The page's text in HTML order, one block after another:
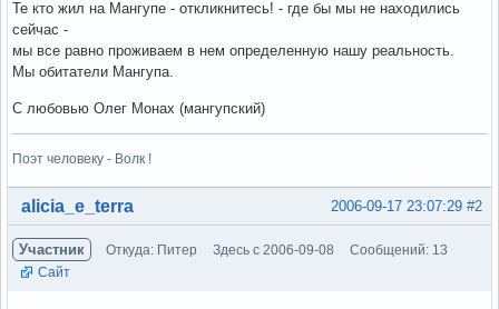
Те кто жил на Мангупе - откликнитесь! - где бы мы не находились
сейчас -
мы все равно проживаем в нем определенную нашу реальность.
Мы обитатели Мангупа.
С любовью Олег Монах (мангупский)
Поэт человеку - Волк !
Вне форума #2
2006-09-17 23:07:29
alicia_e_terra
Участник Откуда: Питер Здесь с 2006-09-08
Сообщений: 13
Сайт